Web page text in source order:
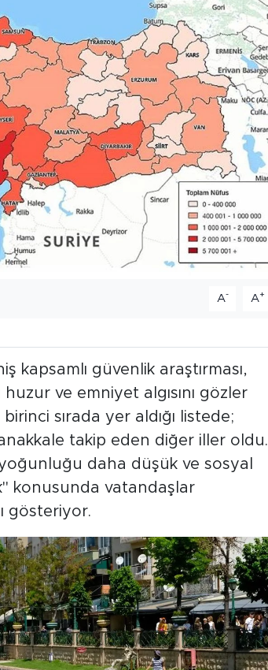
A- A+
kapsamlı güvenlik araştırması,
ve emniyet algısını gözler
sırada yer aldığı listede;
takip eden diğer iller oldu.
daha düşük ve sosyal
konusunda vatandaşlar
gösteriyor.